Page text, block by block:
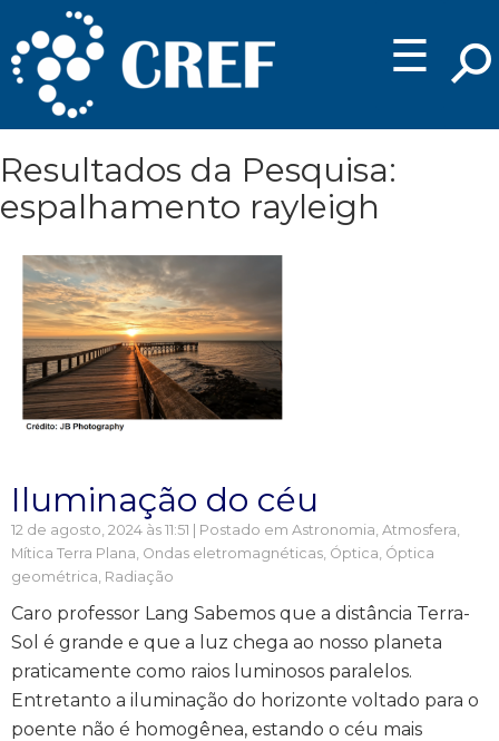
☰
Resultados da Pesquisa:
espalhamento rayleigh
Iluminação do céu
12 de agosto, 2024 às 11:51 | Postado em Astronomia, Atmosfera,
Mítica Terra Plana, Ondas eletromagnéticas, Óptica, Óptica
geométrica, Radiação
Caro professor Lang Sabemos que a distância Terra-
Sol é grande e que a luz chega ao nosso planeta
praticamente como raios luminosos paralelos.
Entretanto a iluminação do horizonte voltado para o
poente não é homogênea, estando o céu mais